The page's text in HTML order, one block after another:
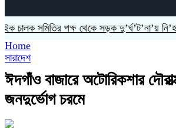
সমিতির পক্ষ থেকে সড়ক দু’র্ঘ’ট’না’য় নি’হত
Home
সারাদেশ
ঈদগাঁও বাজারে অটোরিকশার
জনদুর্ভোগ চরমে